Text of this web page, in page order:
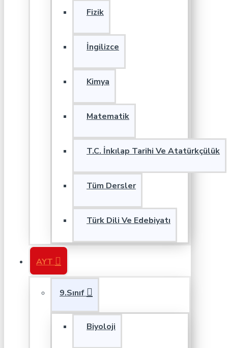
Fizik
İngilizce
Kimya
Matematik
T.C. İnkılap Tarihi Ve Atatürkçülük
Tüm Dersler
Türk Dili Ve Edebiyatı
AYT
9.Sınıf
Biyoloji